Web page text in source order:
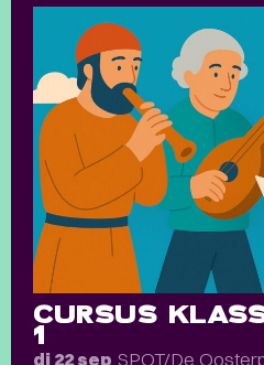
CURSUS
1
di 22 sep SPOT/De